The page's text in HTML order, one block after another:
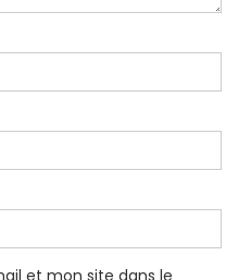
et mon site dans le